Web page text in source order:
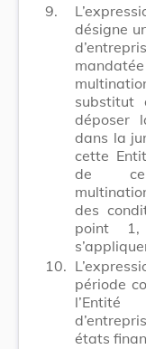
9.
désigne
substitut
déposer
dans la
cette
de ce
des
point
10.
période
états